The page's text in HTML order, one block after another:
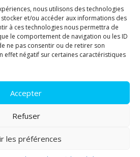
nous utilisons des technologies
et/ou accéder aux informations des
à ces technologies nous permettra de
le comportement de navigation ou les ID
ne pas consentir ou de retirer son
effet négatif sur certaines caractéristiques
Accepter
Refuser
les préférences
taux
2026 Tous droits réservés